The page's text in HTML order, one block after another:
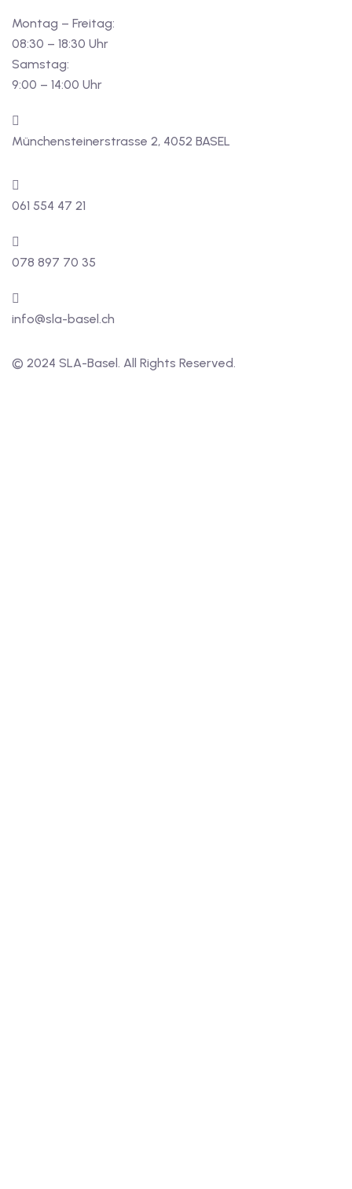
Montag – Freitag:
08:30 – 18:30 Uhr
Samstag:
9:00 – 14:00 Uhr
Münchensteinerstrasse 2, 4052 BASEL
061 554 47 21
078 897 70 35
info@sla-basel.ch
© 2024 SLA-Basel. All Rights Reserved.​